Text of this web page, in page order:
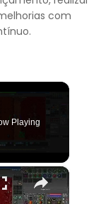
com
Playing
×